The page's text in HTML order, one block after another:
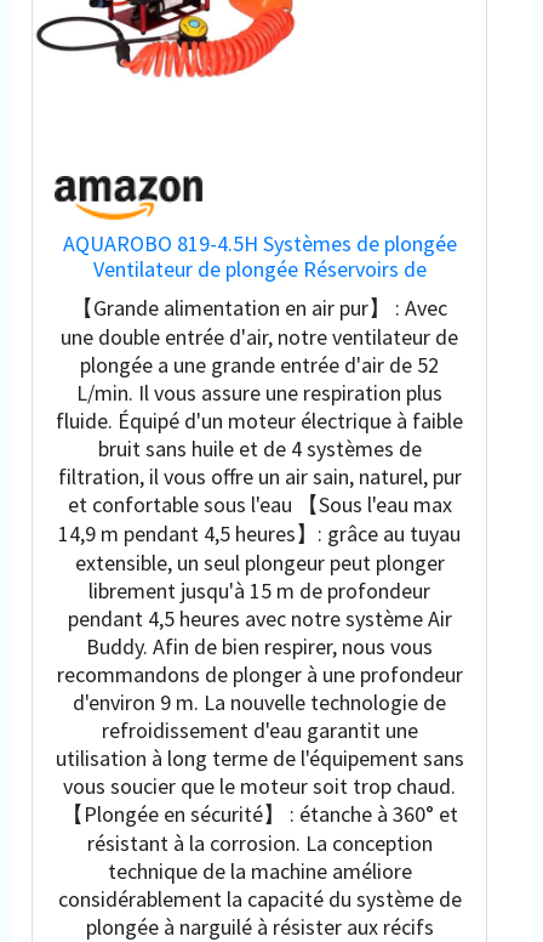
AQUAROBO 819-4.5H Systèmes de plongée
Ventilateur de plongée Réservoirs de
plongée, réservoirs de plongée portables,
rechargeables, compresseur d'air étanche
(4,5 heures un joueur)
【Grande alimentation en air pur】 : Avec
une double entrée d'air, notre ventilateur de
plongée a une grande entrée d'air de 52
L/min. Il vous assure une respiration plus
fluide. Équipé d'un moteur électrique à faible
bruit sans huile et de 4 systèmes de
filtration, il vous offre un air sain, naturel, pur
et confortable sous l'eau 【Sous l'eau max
14,9 m pendant 4,5 heures】: grâce au tuyau
extensible, un seul plongeur peut plonger
librement jusqu'à 15 m de profondeur
pendant 4,5 heures avec notre système Air
Buddy. Afin de bien respirer, nous vous
recommandons de plonger à une profondeur
d'environ 9 m. La nouvelle technologie de
refroidissement d'eau garantit une
utilisation à long terme de l'équipement sans
vous soucier que le moteur soit trop chaud.
【Plongée en sécurité】 : étanche à 360° et
résistant à la corrosion. La conception
technique de la machine améliore
considérablement la capacité du système de
plongée à narguilé à résister aux récifs